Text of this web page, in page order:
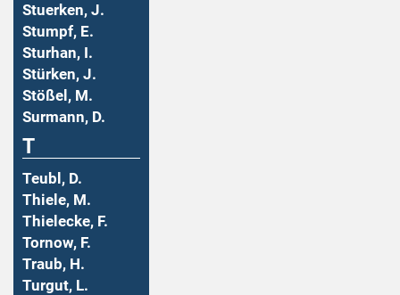
Stuerken, J.
Stumpf, E.
Sturhan, I.
Stürken, J.
Stößel, M.
Surmann, D.
T
Teubl, D.
Thiele, M.
Thielecke, F.
Tornow, F.
Traub, H.
Turgut, L.